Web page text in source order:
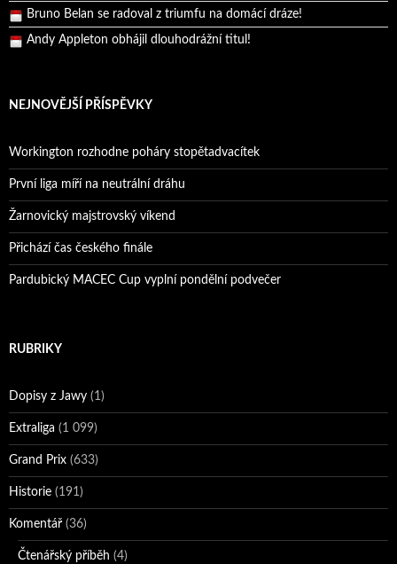
Bruno Belan se radoval z triumfu na domácí dráze!
Andy Appleton obhájil dlouhodrážní titul!
NEJNOVĚJŠÍ PŘÍSPĚVKY
Workington rozhodne poháry stopětadvacítek
První liga míří na neutrální dráhu
Žarnovický majstrovský víkend
Přichází čas českého finále
Pardubický MACEC Cup vyplní pondělní podvečer
RUBRIKY
Dopisy z Jawy (1)
Extraliga (1 099)
Grand Prix (633)
Historie (191)
Komentář (36)
Čtenářský příběh (4)